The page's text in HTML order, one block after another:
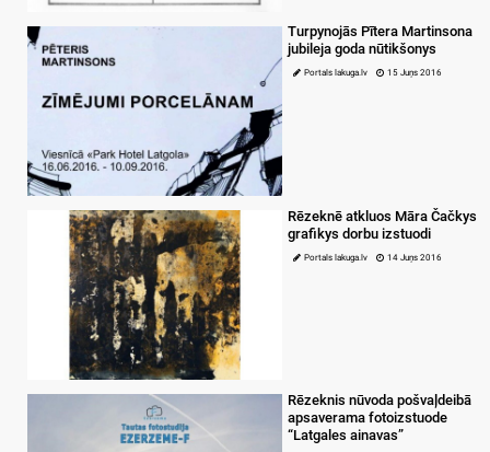
Turpynojās Pītera Martinsona
jubileja goda nūtikšonys
Portals lakuga.lv 15 Juņs 2016
Rēzeknē atkluos Māra Čačkys
grafikys dorbu izstuodi
Portals lakuga.lv 14 Juņs 2016
Rēzeknis nūvoda pošvaļdeibā
apsaverama fotoizstuode
“Latgales ainavas”